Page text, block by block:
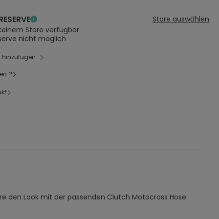
Store verfügbar
nicht möglich
Store auswählen
hinzufügen
?
den Look mit der passenden Clutch Motocross Hose.